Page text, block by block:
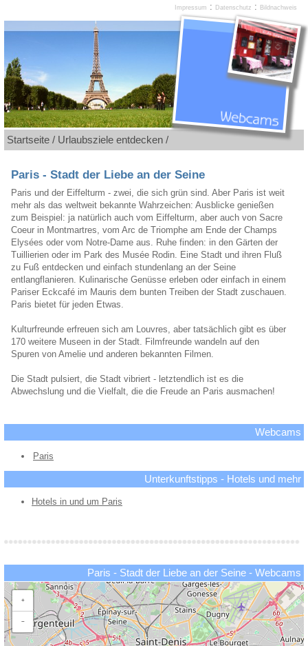
Startseite / Urlaubsziele entdecken /
Paris - Stadt der Liebe an der Seine
Paris und der Eiffelturm - zwei, die sich grün sind. Aber Paris ist weit
mehr als das weltweit bekannte Wahrzeichen: Ausblicke genießen
zum Beispiel: ja natürlich auch vom Eiffelturm, aber auch von Sacre
Coeur in Montmartres, vom Arc de Triomphe am Ende der Champs
Elysées oder vom Notre-Dame aus. Ruhe finden: in den Gärten der
Tuillierien oder im Park des Musée Rodin. Eine Stadt und ihren Fluß
zu Fuß entdecken und einfach stundenlang an der Seine
entlangflanieren. Kulinarische Genüsse erleben oder einfach in einem
Pariser Eckcafé im Mauris dem bunten Treiben der Stadt zuschauen.
Paris bietet für jeden Etwas.
Kulturfreunde erfreuen sich am Louvres, aber tatsächlich gibt es über
170 weitere Museen in der Stadt. Filmfreunde wandeln auf den
Spuren von Amelie und anderen bekannten Filmen.
Die Stadt pulsiert, die Stadt vibriert - letztendlich ist es die
Abwechslung und die Vielfalt, die die Freude an Paris ausmachen!
Webcams
Paris
Unterkunftstipps - Hotels und mehr
Hotels in und um Paris
Paris - Stadt der Liebe an der Seine - Webcams
+
−
Impressum : Datenschutz : Bildnachweis